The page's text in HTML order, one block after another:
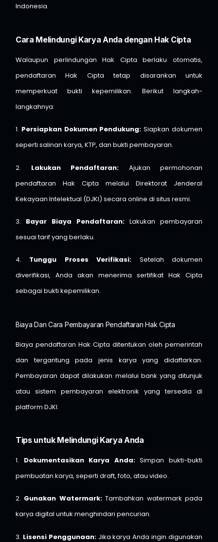
Indonesia.
Cara Melindungi Karya Anda dengan Hak Cipta
Walaupun perlindungan Hak Cipta berlaku otomatis,
pendaftaran Hak Cipta tetap disarankan untuk
memperkuat bukti kepemilikan. Berikut langkah-
langkahnya:
1. Persiapkan Dokumen Pendukung: Siapkan dokumen
seperti salinan karya, KTP, dan bukti pembayaran.
2. Lakukan Pendaftaran: Ajukan permohonan
pendaftaran Hak Cipta melalui Direktorat Jenderal
Kekayaan Intelektual (DJKI) secara online di situs resmi.
3. Bayar Biaya Pendaftaran: Lakukan pembayaran
sesuai tarif yang berlaku.
4. Tunggu Proses Verifikasi: Setelah dokumen
diverifikasi, Anda akan menerima sertifikat Hak Cipta
sebagai bukti kepemilikan.
Biaya Dan Cara Pembayaran Pendaftaran Hak Cipta
Biaya pendaftaran Hak Cipta ditentukan oleh pemerintah
dan tergantung pada jenis karya yang didaftarkan.
Pembayaran dapat dilakukan melalui bank yang ditunjuk
atau sistem pembayaran elektronik yang tersedia di
platform DJKI.
Tips untuk Melindungi Karya Anda
1. Dokumentasikan Karya Anda:Simpan bukti-bukti
pembuatan karya, seperti draft, foto, atau video.
2. Gunakan Watermark:Tambahkan watermark pada
karya digital untuk menghindari pencurian.
3. Lisensi Penggunaan:Jika karya Anda ingin digunakan